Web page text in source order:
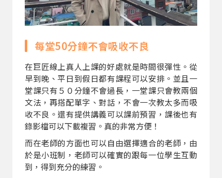
每堂50分鐘不會吸收不良
在巨匠線上真人上課的好處就是時間很彈性。從
早到晚、平日到假日都有課程可以安排。並且一
堂課只有５０分鐘不會過長，一堂課只會教兩個
文法，再搭配單字、對話，不會一次教太多而吸
收不良。還有提供講義可以課前預習，課後也有
錄影檔可以下載複習。真的非常方便！
而在老師的方面也可以自由選擇適合的老師，由
於是小班制，老師可以確實的跟每一位學生互動
到，得到充分的練習。